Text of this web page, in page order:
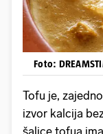
Foto:
Tofu je,
izvor kalcija
šalice tofua